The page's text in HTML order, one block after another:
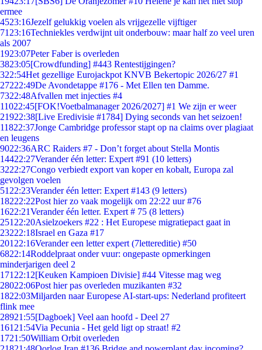
ermee
4523:16Jezelf gelukkig voelen als vrijgezelle vijftiger
71 23:16Techniekles verdwijnt uit onderbouw: maar half zo veel uren
als 2007
1923:07Peter Faber is overleden
3823:05[Crowdfunding] #443 Rentestijgingen?
322:54Het gezellige Eurojackpot KNVB Bekertopic 2026/27 #1
27222:49De Avondetappe #176 - Met Ellen ten Damme.
7322:48Afvallen met injecties #4
11022:45[FOK!Voetbalmanager 2026/2027] #1 We zijn er weer
21922:38[Live Eredivisie #1784] Dying seconds van het seizoen!
11822:37Jonge Cambridge professor stapt op na claims over plagiaat
en leugens
9022:36ARC Raiders #7 - Don’t forget about Stella Montis
14422:27Verander één letter: Expert #91 (10 letters)
3222:27Congo verbiedt export van koper en kobalt, Europa zal
gevolgen voelen
51 22:23Verander één letter: Expert #143 (9 letters)
18222:22Post hier zo vaak mogelijk om 22:22 uur #76
1622:21Verander één letter. Expert # 75 (8 letters)
251 22:20Asielzoekers #22 : Het Europese migratiepact gaat in
23222:18Israel en Gaza #17
201 22:16Verander een letter expert (7lettereditie) #50
6822:14Roddelpraat onder vuur: ongepaste opmerkingen
minderjarigen deel 2
171 22:12[Keuken Kampioen Divisie] #44 Vitesse mag weg
28022:06Post hier pas overleden muzikanten #32
1822:03Miljarden naar Europese AI-start-ups: Nederland profiteert
flink mee
28921:55[Dagboek] Veel aan hoofd - Deel 27
161 21:54Via Pecunia - Het geld ligt op straat! #2
1721:50William Orbit overleden